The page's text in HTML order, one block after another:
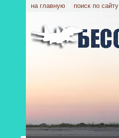
на главную поиск по сайту